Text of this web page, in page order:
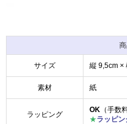
サイズ 縦 9,5cm ×
素材 紙
ラッピング
OK （手数
★ラッピ